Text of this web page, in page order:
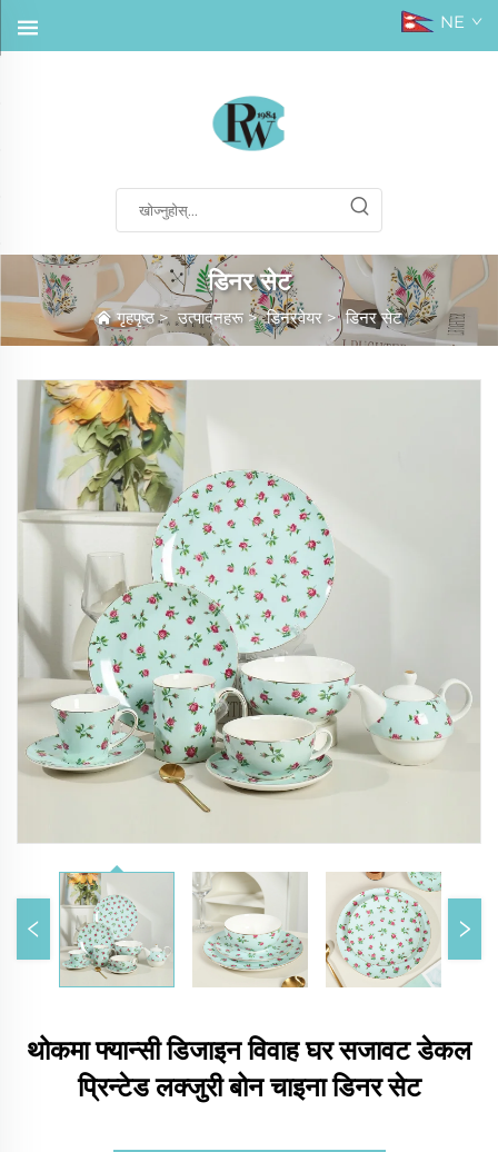
NE
डिनर सेट
गृहपृष्ठ>उत्पादनहरू >डिनरवेयर >डिनर सेट
थोकमा फ्यान्सी डिजाइन विवाह घर सजावट डेकल
प्रिन्टेड लक्जुरी बोन चाइना डिनर सेट